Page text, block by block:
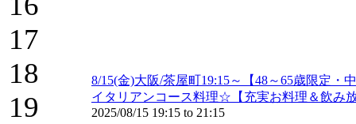
17
18
19
8/15(金)大阪/茶屋町19:15～【48～65歳限定
イタリアンコース料理☆【充実お料理＆飲み
2025/08/15 19:15 to 21:15